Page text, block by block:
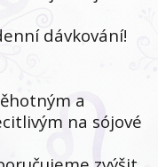
dávkování!
a
na sójové